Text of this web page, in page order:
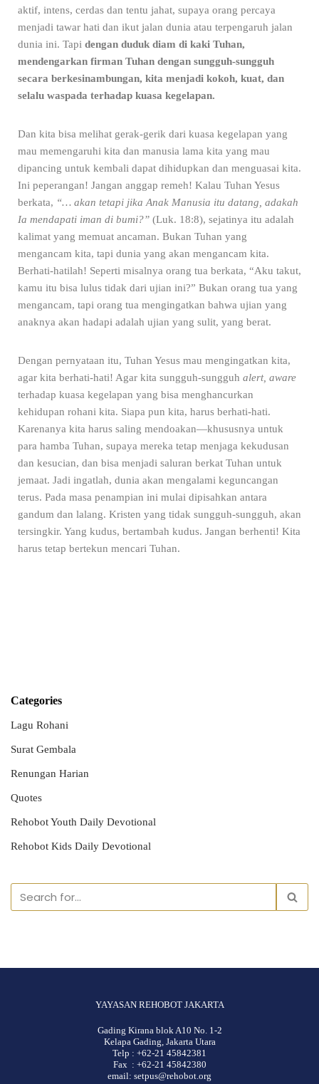
aktif, intens, cerdas dan tentu jahat, supaya orang percaya
menjadi tawar hati dan ikut jalan dunia atau terpengaruh jalan
dunia ini. Tapi dengan duduk diam di kaki Tuhan,
mendengarkan firman Tuhan dengan sungguh-sungguh
secara berkesinambungan, kita menjadi kokoh, kuat, dan
selalu waspada terhadap kuasa kegelapan.
Dan kita bisa melihat gerak-gerik dari kuasa kegelapan yang
mau memengaruhi kita dan manusia lama kita yang mau
dipancing untuk kembali dapat dihidupkan dan menguasai kita.
Ini peperangan! Jangan anggap remeh! Kalau Tuhan Yesus
berkata, “… akan tetapi jika Anak Manusia itu datang, adakah
Ia mendapati iman di bumi?” (Luk. 18:8), sejatinya itu adalah
kalimat yang memuat ancaman. Bukan Tuhan yang
mengancam kita, tapi dunia yang akan mengancam kita.
Berhati-hatilah! Seperti misalnya orang tua berkata, “Aku takut,
kamu itu bisa lulus tidak dari ujian ini?” Bukan orang tua yang
mengancam, tapi orang tua mengingatkan bahwa ujian yang
anaknya akan hadapi adalah ujian yang sulit, yang berat.
Dengan pernyataan itu, Tuhan Yesus mau mengingatkan kita,
agar kita berhati-hati! Agar kita sungguh-sungguh alert, aware
terhadap kuasa kegelapan yang bisa menghancurkan
kehidupan rohani kita. Siapa pun kita, harus berhati-hati.
Karenanya kita harus saling mendoakan—khususnya untuk
para hamba Tuhan, supaya mereka tetap menjaga kekudusan
dan kesucian, dan bisa menjadi saluran berkat Tuhan untuk
jemaat. Jadi ingatlah, dunia akan mengalami keguncangan
terus. Pada masa penampian ini mulai dipisahkan antara
gandum dan lalang. Kristen yang tidak sungguh-sungguh, akan
tersingkir. Yang kudus, bertambah kudus. Jangan berhenti! Kita
harus tetap bertekun mencari Tuhan.
Categories
Lagu Rohani
Surat Gembala
Renungan Harian
Quotes
Rehobot Youth Daily Devotional
Rehobot Kids Daily Devotional
YAYASAN REHOBOT JAKARTA
Gading Kirana blok A10 No. 1-2
Kelapa Gading, Jakarta Utara
Telp : +62-21 45842381
Fax : +62-21 45842380
email: setpus@rehobot.org